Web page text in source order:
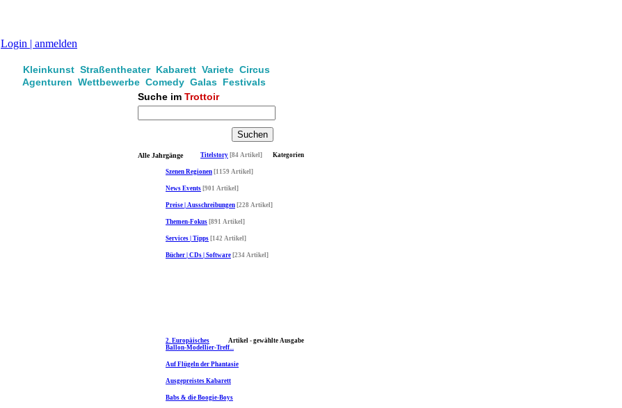
Login | anmelden
Kleinkunst Straßentheater Kabarett Variete Circus
Agenturen Wettbewerbe Comedy Galas Festivals
Suche im Trottoir
Kategorien
Alle Jahrgänge Titelstory [84 Artikel]
Szenen Regionen [1159 Artikel]
News Events [901 Artikel]
Preise | Ausschreibungen [228 Artikel]
Themen-Fokus [891 Artikel]
Services | Tipps [142 Artikel]
Bücher | CDs | Software [234 Artikel]
Artikel - gewählte Ausgabe
2. Europäisches
Ballon-Modellier-Treff...
Auf Flügeln der Phantasie
Ausgepreistes Kabarett
Babs & die Boogie-Boys